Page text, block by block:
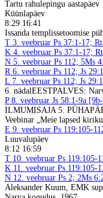
Tartu rahulepingu aastapäev
Küünlapäev
8:29 16:41
Issanda templissetoomise
T 3. veebruar Ps 37:1-17;
K 4. veebruar Ps 37:1-17;
N 5. veebruar Ps 112; 5Ms
R6. veebruar Ps 112; Js
L 7. veebruar Ps 112; Js
6. nädalEESTPALVES:
P8. veebruar Js 58:1-9a
ILMUMISAJA 5.
Veebinar „Meie lapsed
E 9. veebruar Ps 119:105-
Luuvalupäev
8:12 16:59
T 10. veebruar Ps 119:105-
K 11. veebruar Ps 119:105-
N 12. veebruar Ps 2; 2Ms
Aleksander Kuum, EMK